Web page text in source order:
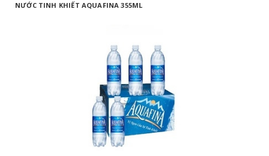
NƯỚC TINH KHIẾT AQUAFINA 355ML